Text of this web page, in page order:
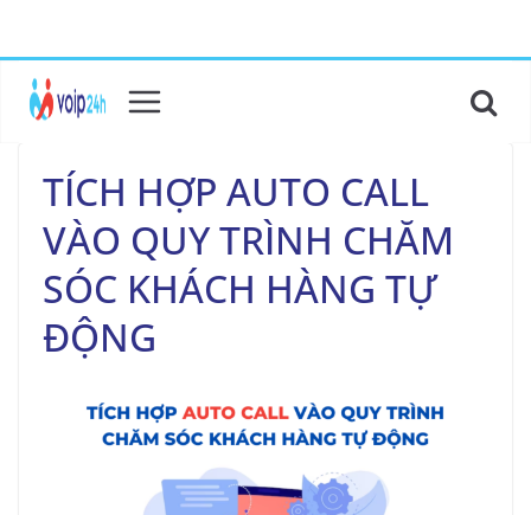
TÍCH HỢP AUTO CALL
VÀO QUY TRÌNH CHĂM
SÓC KHÁCH HÀNG TỰ
ĐỘNG